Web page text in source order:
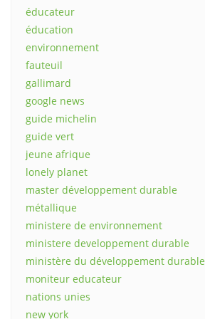
éducateur
éducation
environnement
fauteuil
gallimard
google news
guide michelin
guide vert
jeune afrique
lonely planet
master développement durable
métallique
ministere de environnement
ministere developpement durable
ministère du développement durable
moniteur educateur
nations unies
new york